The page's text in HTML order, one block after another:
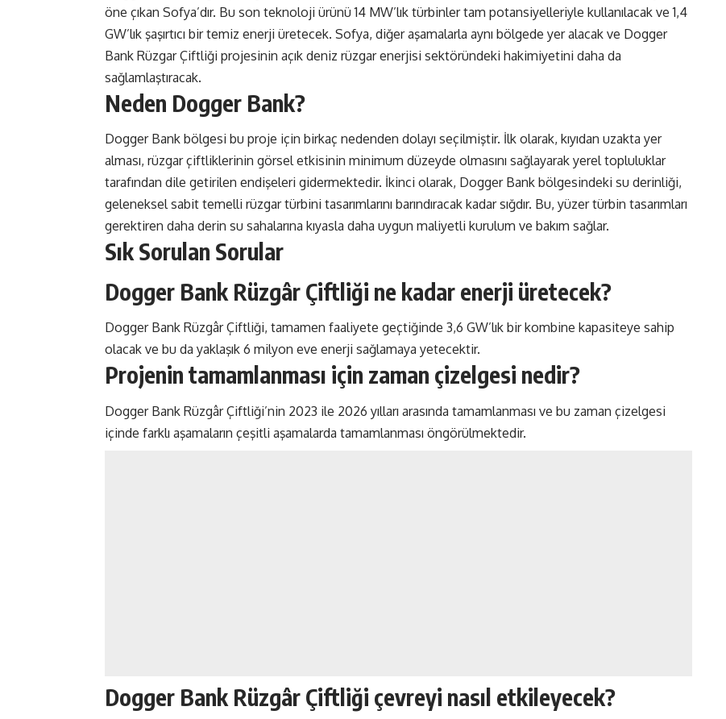
öne çıkan Sofya’dır. Bu son teknoloji ürünü 14 MW’lık türbinler tam potansiyelleriyle kullanılacak ve 1,4
GW’lık şaşırtıcı bir temiz enerji üretecek. Sofya, diğer aşamalarla aynı bölgede yer alacak ve Dogger
Bank Rüzgar Çiftliği projesinin açık deniz rüzgar enerjisi sektöründeki hakimiyetini daha da
sağlamlaştıracak.
Neden Dogger Bank?
Dogger Bank bölgesi bu proje için birkaç nedenden dolayı seçilmiştir. İlk olarak, kıyıdan uzakta yer
alması, rüzgar çiftliklerinin görsel etkisinin minimum düzeyde olmasını sağlayarak yerel topluluklar
tarafından dile getirilen endişeleri gidermektedir. İkinci olarak, Dogger Bank bölgesindeki su derinliği,
geleneksel sabit temelli rüzgar türbini tasarımlarını barındıracak kadar sığdır. Bu, yüzer türbin tasarımları
gerektiren daha derin su sahalarına kıyasla daha uygun maliyetli kurulum ve bakım sağlar.
Sık Sorulan Sorular
Dogger Bank Rüzgâr Çiftliği ne kadar enerji üretecek?
Dogger Bank Rüzgâr Çiftliği, tamamen faaliyete geçtiğinde 3,6 GW’lık bir kombine kapasiteye sahip
olacak ve bu da yaklaşık 6 milyon eve enerji sağlamaya yetecektir.
Projenin tamamlanması için zaman çizelgesi nedir?
Dogger Bank Rüzgâr Çiftliği’nin 2023 ile 2026 yılları arasında tamamlanması ve bu zaman çizelgesi
içinde farklı aşamaların çeşitli aşamalarda tamamlanması öngörülmektedir.
Dogger Bank Rüzgâr Çiftliği çevreyi nasıl etkileyecek?